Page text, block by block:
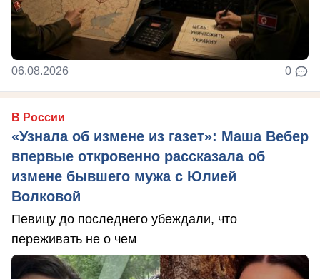
06.08.2026 0
В России
«Узнала об измене из газет»: Маша Вебер
впервые откровенно рассказала об
измене бывшего мужа с Юлией
Волковой
Певицу до последнего убеждали, что
переживать не о чем